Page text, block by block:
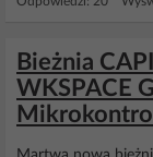
Bieżnia
WKSPACE